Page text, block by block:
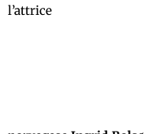
l’attrice